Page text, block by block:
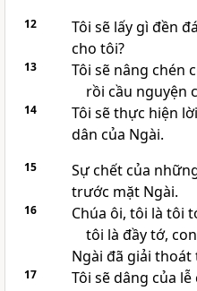
12
Tôi sẽ lấy gì đền
cho tôi?
13
Tôi sẽ nâng chén
rồi cầu nguyện
14
Tôi sẽ thực hiện
dân của Ngài.
15
Sự chết của
trước mặt Ngài.
16
Chúa ôi, tôi là tôi
tôi là đầy tớ,
Ngài đã giải
17
Tôi sẽ dâng của